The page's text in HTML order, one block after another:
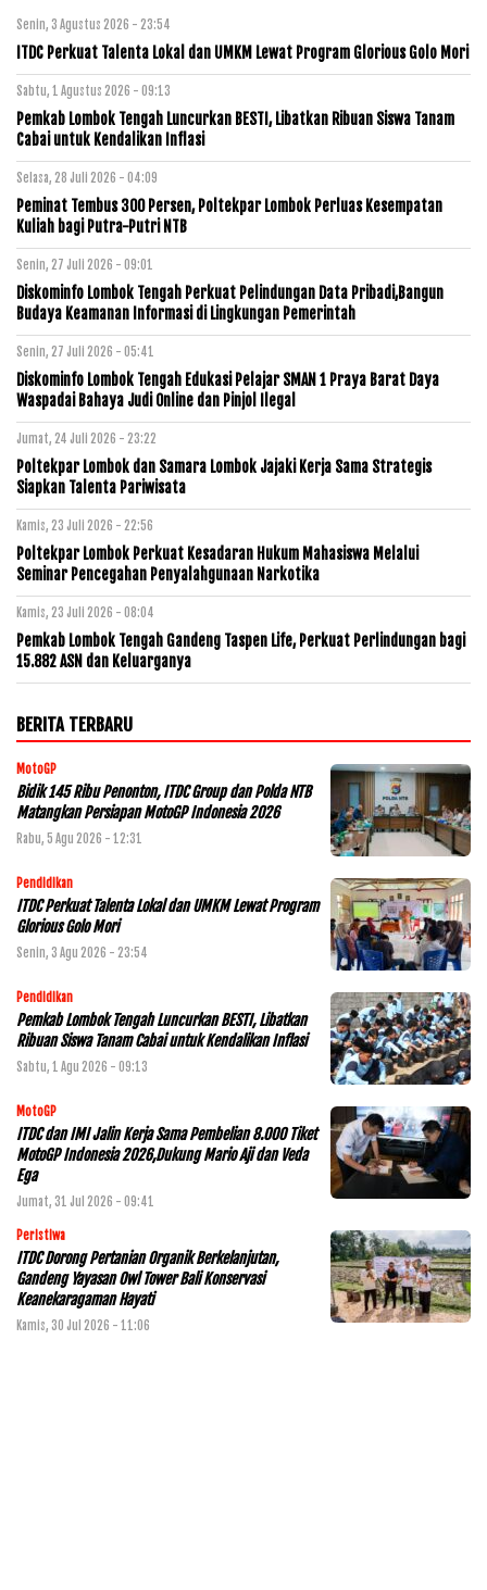
Senin, 3 Agustus 2026 - 23:54
ITDC Perkuat Talenta Lokal dan UMKM Lewat Program Glorious Golo Mori
Sabtu, 1 Agustus 2026 - 09:13
Pemkab Lombok Tengah Luncurkan BESTI, Libatkan Ribuan Siswa Tanam
Cabai untuk Kendalikan Inflasi
Selasa, 28 Juli 2026 - 04:09
Peminat Tembus 300 Persen, Poltekpar Lombok Perluas Kesempatan
Kuliah bagi Putra-Putri NTB
Senin, 27 Juli 2026 - 09:01
Diskominfo Lombok Tengah Perkuat Pelindungan Data Pribadi,Bangun
Budaya Keamanan Informasi di Lingkungan Pemerintah
Senin, 27 Juli 2026 - 05:41
Diskominfo Lombok Tengah Edukasi Pelajar SMAN 1 Praya Barat Daya
Waspadai Bahaya Judi Online dan Pinjol Ilegal
Jumat, 24 Juli 2026 - 23:22
Poltekpar Lombok dan Samara Lombok Jajaki Kerja Sama Strategis
Siapkan Talenta Pariwisata
Kamis, 23 Juli 2026 - 22:56
Poltekpar Lombok Perkuat Kesadaran Hukum Mahasiswa Melalui
Seminar Pencegahan Penyalahgunaan Narkotika
Kamis, 23 Juli 2026 - 08:04
Pemkab Lombok Tengah Gandeng Taspen Life, Perkuat Perlindungan bagi
15.882 ASN dan Keluarganya
BERITA TERBARU
MotoGP
Bidik 145 Ribu Penonton, ITDC Group dan Polda NTB
Matangkan Persiapan MotoGP Indonesia 2026
Rabu, 5 Agu 2026 - 12:31
Pendidikan
ITDC Perkuat Talenta Lokal dan UMKM Lewat Program
Glorious Golo Mori
Senin, 3 Agu 2026 - 23:54
Pendidikan
Pemkab Lombok Tengah Luncurkan BESTI, Libatkan
Ribuan Siswa Tanam Cabai untuk Kendalikan Inflasi
Sabtu, 1 Agu 2026 - 09:13
MotoGP
ITDC dan IMI Jalin Kerja Sama Pembelian 8.000 Tiket
MotoGP Indonesia 2026,Dukung Mario Aji dan Veda
Ega
Jumat, 31 Jul 2026 - 09:41
Peristiwa
ITDC Dorong Pertanian Organik Berkelanjutan,
Gandeng Yayasan Owl Tower Bali Konservasi
Keanekaragaman Hayati
Kamis, 30 Jul 2026 - 11:06